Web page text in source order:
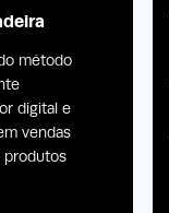
método
digital e
vendas
produtos